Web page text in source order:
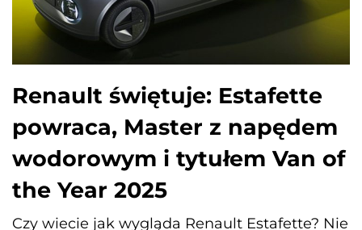
Renault świętuje: Estafette
powraca, Master z napędem
wodorowym i tytułem Van of
the Year 2025
Czy wiecie jak wygląda Renault Estafette? Nie